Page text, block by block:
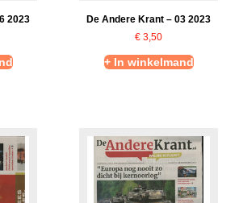
2023
De Andere Krant – 03 2023
€ 3,50
+ In winkelmand